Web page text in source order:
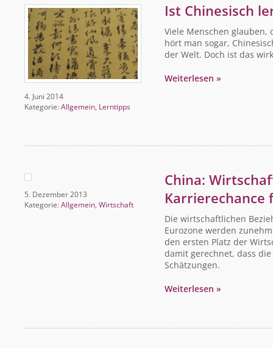
4. Juni 2014
Kategorie:Allgemein, Lerntipps
Ist Chinesisch
Viele Menschen glauben,
hört man sogar,
der Welt. Doch ist das
Weiterlesen »
5. Dezember 2013
Kategorie:Allgemein, Wirtschaft
China:
Karrierechance
Die wirtschaftlichen
Eurozone werden
den ersten Platz der
damit gerechnet, dass
Schätzungen.
Weiterlesen »